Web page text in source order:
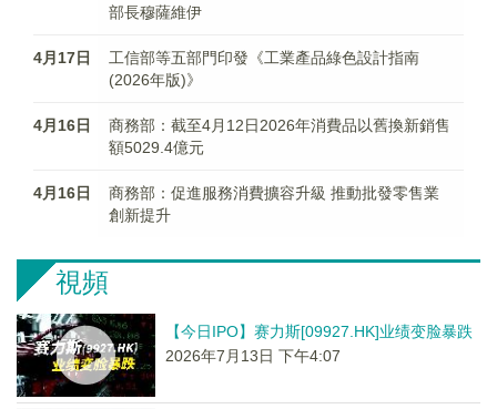
部長穆薩維伊
4月17日
工信部等五部門印發《工業產品綠色設計指南
(2026年版)》
4月16日
商務部：截至4月12日2026年消費品以舊換新銷售
額5029.4億元
4月16日
商務部：促進服務消費擴容升級 推動批發零售業
創新提升
視頻
【今日IPO】赛力斯[09927.HK]业绩变脸暴跌
2026年7月13日 下午4:07